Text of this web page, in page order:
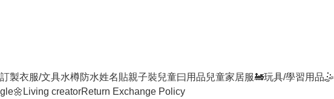
製衣服/文具水樽防水姓名貼親子裝兒童曰用品兒童家居服🚂玩具/學習用品🤹
Living creatorReturn Exchange Policy